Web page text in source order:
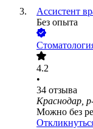
Ассистент
Без опыта
4.2
•
34 отзыва
Краснодар,
Можно без